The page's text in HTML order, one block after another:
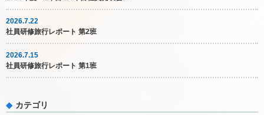
2026.7.22
社員研修旅行レポート 第2班
2026.7.15
社員研修旅行レポート 第1班
カテゴリ